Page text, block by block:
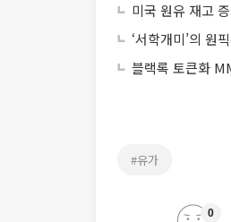
미국 원유 재고
‘서학개미’의 원
블랙록 토큰화
#유가
0